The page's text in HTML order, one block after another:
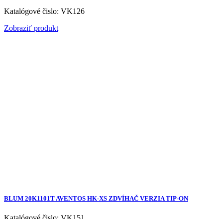
Katalógové čislo: VK126
Zobraziť produkt
BLUM 20K1101T AVENTOS HK-XS ZDVÍHAČ VERZIA TIP-ON